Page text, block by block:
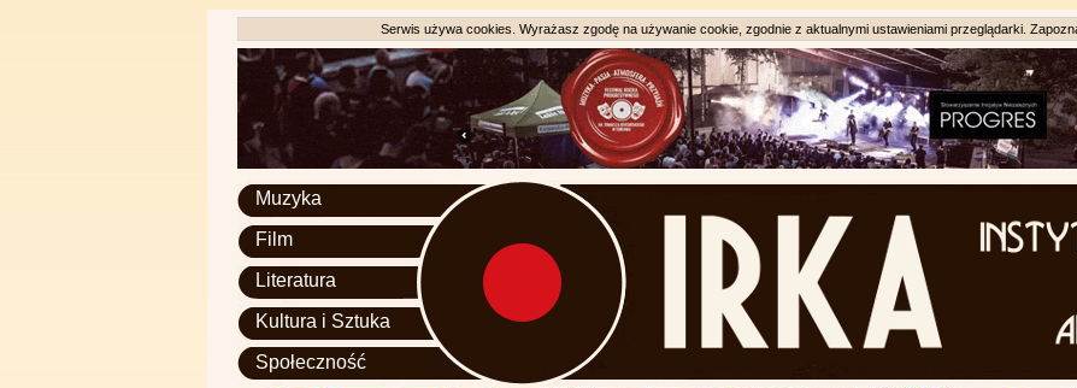
Serwis używa cookies. Wyrażasz zgodę na używanie cookie, zgodnie z aktualnymi ustawieniami przeglądarki.
Muzyka
Film
Literatura
Kultura i Sztuka
Społeczność